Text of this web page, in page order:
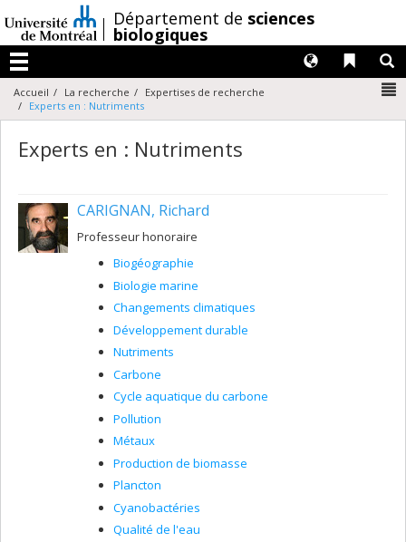
au
contenu
/Département de sciences
biologiques
Menu
Liens
Langues
Accueil La recherche
Expertises de recherche
Experts en : Nutriments
Experts en : Nutriments
CARIGNAN, Richard
Professeur honoraire
Biogéographie
Biologie marine
Changements climatiques
Développement durable
Nutriments
Carbone
Cycle aquatique du carbone
Pollution
Métaux
Production de biomasse
Plancton
Cyanobactéries
Qualité de l'eau